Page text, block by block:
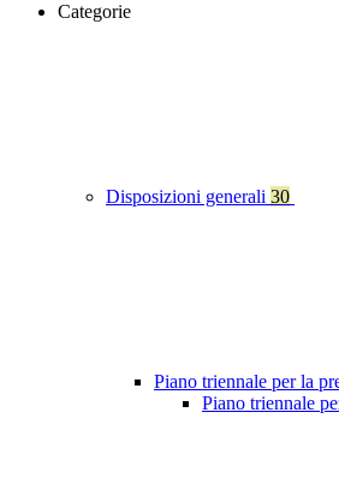
Categorie
Disposizioni generali 30
Piano triennale per la
Piano triennale